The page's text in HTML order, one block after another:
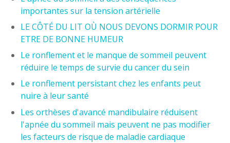
importantes sur la tension artérielle
LE CÔTÉ DU LIT OÙ NOUS DEVONS DORMIR POUR
ETRE DE BONNE HUMEUR
Le ronflement et le manque de sommeil peuvent
réduire le temps de survie du cancer du sein
Le ronflement persistant chez les enfants peut
nuire à leur santé
Les orthèses d'avancé mandibulaire réduisent
l'apnée du sommeil mais peuvent ne pas modifier
les facteurs de risque de maladie cardiaque